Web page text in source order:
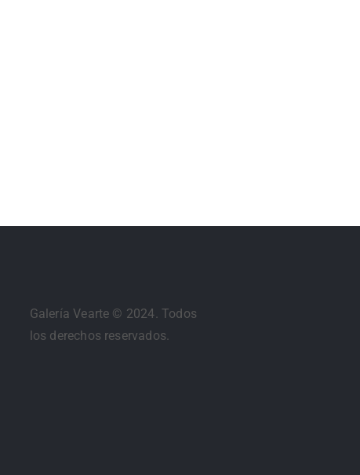
Galería Vearte © 2024. Todos
los derechos reservados.